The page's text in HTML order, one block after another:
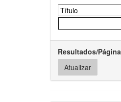
Resultados/Página